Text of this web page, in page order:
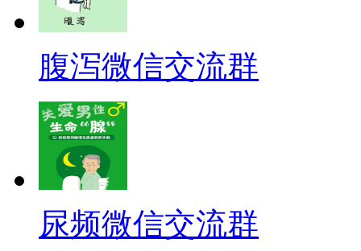
腹泻微信交流群
尿频微信交流群